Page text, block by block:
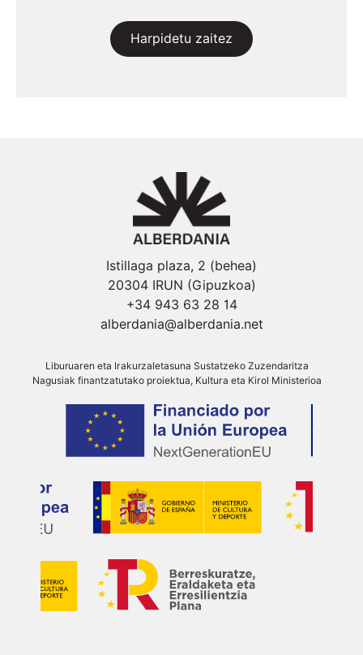
Harpidetu zaitez
Istillaga plaza, 2 (behea)
20304 IRUN (Gipuzkoa)
+34 943 63 28 14
alberdania@alberdania.net
Liburuaren eta Irakurzaletasuna Sustatzeko Zuzendaritza
Nagusiak finantzatutako proiektua, Kultura eta Kirol Ministerioa